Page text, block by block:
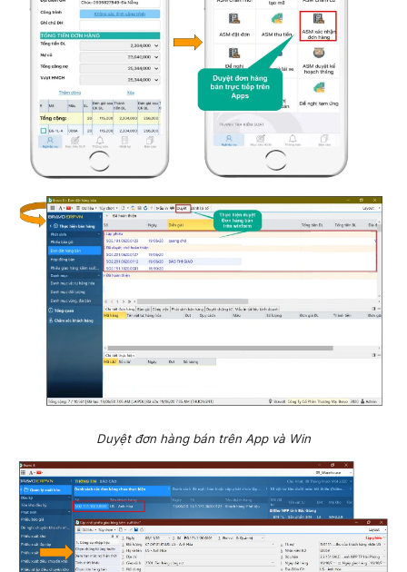
Duyệt đơn hàng bán trên App và Win